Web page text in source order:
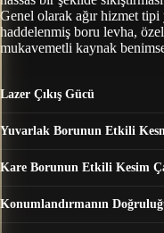
Genel olarak ağır hizmet
haddelenmiş boru levha,
mukavemetli kaynak
Lazer Çıkış Gücü
Yuvarlak Borunun Etkili
Kare Borunun Etkili Kesim
Konumlandırmanın